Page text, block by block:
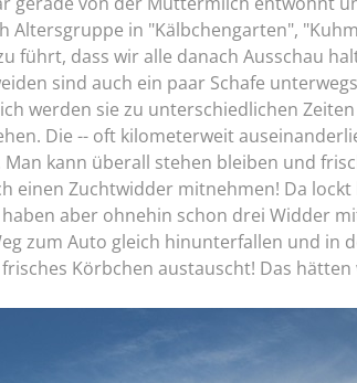
Altersgruppe in "Kälbchengarten",
führt, dass wir alle danach Ausschau
sind auch ein paar Schafe
werden sie zu unterschiedlichen
Die -- oft kilometerweit
kann überall stehen bleiben und
einen Zuchtwidder mitnehmen! Da
aber ohnehin schon drei Widder
zum Auto gleich hinunterfallen und in
Körbchen austauscht! Das